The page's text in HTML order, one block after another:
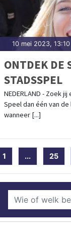
10 mei 2023,
ONTDEK DE
STADSSPEL
NEDERLAND - Zoek
Speel dan één van
wanneer [...]
1 ... 25